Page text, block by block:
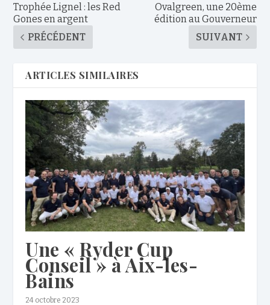
Trophée Lignel : les Red
Gones en argent
PRÉCÉDENT
Ovalgreen, une 20ème
édition au Gouverneur
SUIVANT
ARTICLES SIMILAIRES
Une « Ryder Cup
Conseil » à Aix-les-
Bains
24 octobre 2023